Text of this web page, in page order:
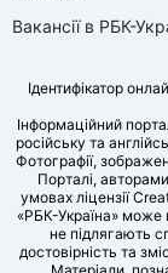
Вакансії в РБК-
Ідентифікатор
Інформаційний
російську та
Фотографії,
Порталі,
умовах ліцензії
«РБК-Україна» може
не підлягають
достовірність та